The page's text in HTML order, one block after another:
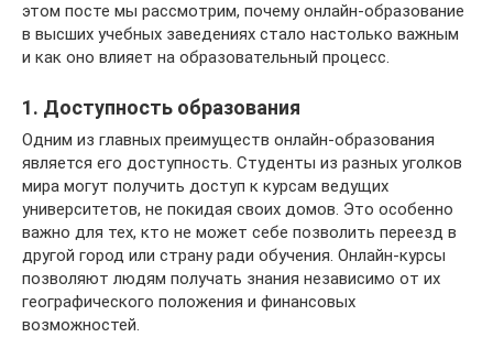
этом посте мы рассмотрим, почему онлайн-образование
в высших учебных заведениях стало настолько важным
и как оно влияет на образовательный процесс.
1. Доступность образования
Одним из главных преимуществ онлайн-образования
является его доступность. Студенты из разных уголков
мира могут получить доступ к курсам ведущих
университетов, не покидая своих домов. Это особенно
важно для тех, кто не может себе позволить переезд в
другой город или страну ради обучения. Онлайн-курсы
позволяют людям получать знания независимо от их
географического положения и финансовых
возможностей.